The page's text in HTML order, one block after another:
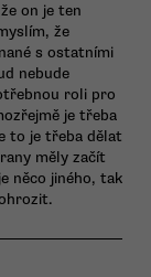
on je ten
že
s ostatními
nebude
roli pro
je třeba
to je třeba dělat
měly začít
něco jiného, tak